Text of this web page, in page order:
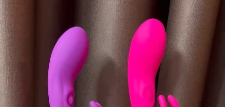
2.
Dương vật có hai tai thỏ và đôi mắt siêu rung:
Tích
hợp nhiều chế độ rung khác nhau, trong đó có 10 chế độ
cho bạn thoải mái lựa chọn, tận hưởng nhiều cung bậc
cảm xúc khác nhau mà không cảm thấy nhàm chán.
Đường thiết kế có 2 nhánh chính to và dài. Ngoài tác dụng
kích thích nhiều huyệt đạo trên cơ thể, đây còn là nhánh có
nhiệm vụ kích thích âm đạo và hậu môn một cách hiệu quả
nhất.